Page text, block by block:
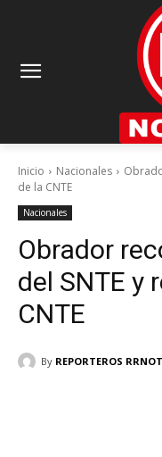
Inicio Nacionales
de la CNTE
Nacionales
Obrador
del SNTE y
CNTE
By REPORTEROS